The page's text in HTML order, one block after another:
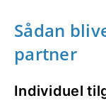
Sådan
partner
Individuel